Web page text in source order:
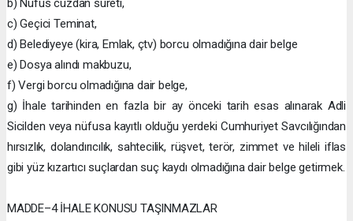
b) Nüfus cüzdan sureti,
c) Geçici Teminat,
d) Belediyeye (kira, Emlak, çtv) borcu olmadığına dair belge
e) Dosya alındı makbuzu,
f) Vergi borcu olmadığına dair belge,
g) İhale tarihinden en fazla bir ay önceki tarih esas alınarak Adli
Sicilden veya nüfusa kayıtlı olduğu yerdeki Cumhuriyet Savcılığından
hırsızlık, dolandırıcılık, sahtecilik, rüşvet, terör, zimmet ve hileli iflas
gibi yüz kızartıcı suçlardan suç kaydı olmadığına dair belge getirmek.
MADDE–4 İHALE KONUSU TAŞINMAZLAR